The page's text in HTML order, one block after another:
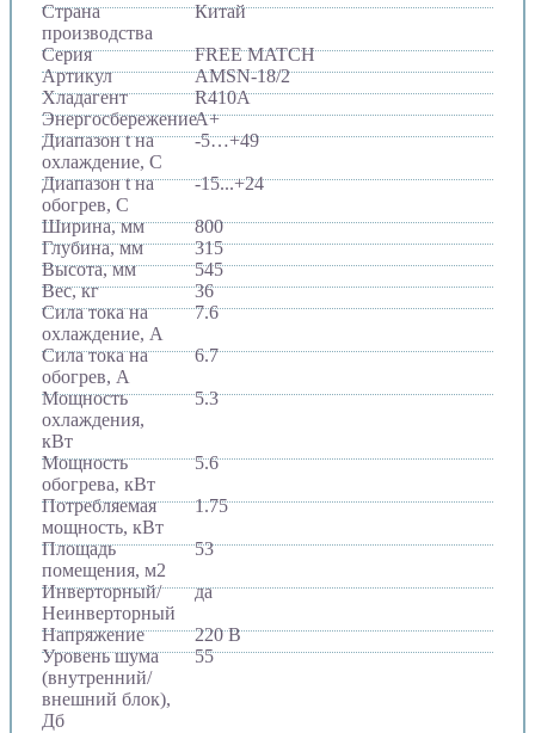
Страна
производства
Китай
Серия
FREE MATCH
Артикул
AMSN-18/2
Хладагент
R410A
ЭнергосбережениеA+
Диапазон t на
охлаждение, С
-5…+49
Диапазон t на
обогрев, С
-15...+24
Ширина, мм
800
Глубина, мм
315
Высота, мм
545
Вес, кг
36
Сила тока на
охлаждение, А
7.6
Сила тока на
обогрев, А
6.7
Мощность
охлаждения,
кВт
5.3
Мощность
обогрева, кВт
5.6
Потребляемая
мощность, кВт
1.75
Площадь
помещения, м2
53
Инверторный/
Неинверторный
да
Напряжение
220 В
Уровень шума
(внутренний/
внешний блок),
Дб
55